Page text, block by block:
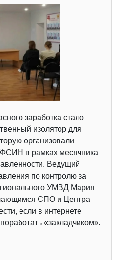
заработка стало
изолятор для
организовали
в рамках месячника
Ведущий
по контролю за
УМВД Мария
СПО и Центра
если в интернете
«закладчиком».